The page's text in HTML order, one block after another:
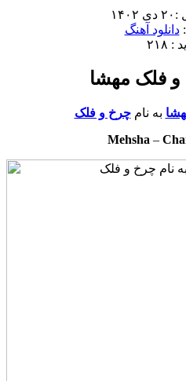
:دانلود آهنگ
۲۱۸
و فلک مهشا
به نامچرخ و فلک
Mehsha –